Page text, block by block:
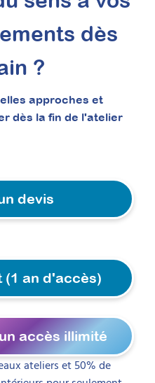
votre
à destination des
concrets et
vous permettra
dès
?
approches et
dès la fin de l'atelier
(1 an d'accès)
devis
accès illimité
ateliers et 50% de